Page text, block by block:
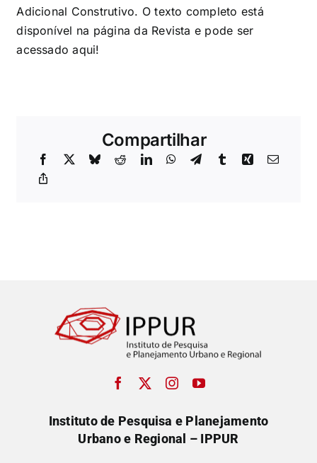
Adicional Construtivo. O texto completo está
disponível na página da Revista e pode ser
acessadoaqui!
Compartilhar
Instituto de Pesquisa e Planejamento
Urbano e Regional – IPPUR